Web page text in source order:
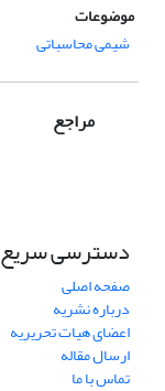
موضوعات
شیمی محاسباتی
مراجع
دسترسی سریع
صفحه اصلی
درباره نشریه
اعضای هیات تحریریه
ارسال مقاله
تماس با ما